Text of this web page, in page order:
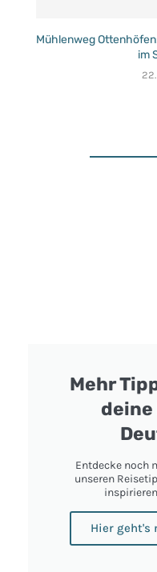
Mühlenweg
im
Mehr
deine
Entdecke noch
unseren
Hier geht's